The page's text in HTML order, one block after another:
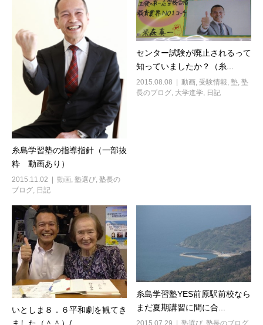
糸島学習塾の指導指針（一部抜
粋 動画あり）
2015.11.02 動画, 塾選び, 塾長の
ブログ, 日記
センター試験が廃止されるって
知っていましたか？（糸...
2015.08.08 動画 受験情報 塾 塾
長のブログ 大学進学 日記
いとしま８．６平和劇を観てき
ました（＾＾）/
糸島学習塾YES前原駅前校なら
まだ夏期講習に間に合...
2015.07.29 塾選び 塾長のブログ